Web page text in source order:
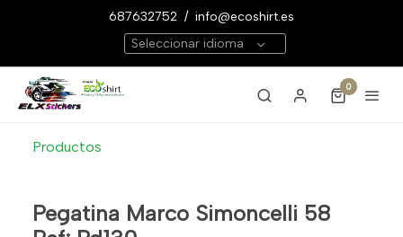
687632752 / info@ecoshirt.es
Seleccionar idioma
0
Productos
Pegatina Marco Simoncelli 58